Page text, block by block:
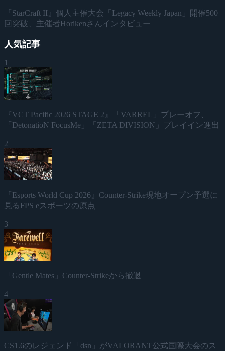
『StarCraft II』個人主催大会「Legacy Weekly Japan」開催500
回突破、主催者Horikenさんインタビュー
人気記事
1
『VCT Pacific 2026 STAGE 2』「VARREL」プレーオフ、
「DetonatioN FocusMe」「ZETA DIVISION」プレイイン進出
2
『Esports World Cup 2026』Counter-Strike現地オープン予選に
見るFPS eスポーツの原点
3
「Gentle Mates」Counter-Strikeから撤退
4
CS1.6のレジェンド「dsn」がVALORANT公式国際大会のス